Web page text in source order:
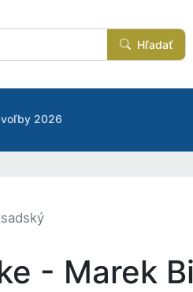
Hľadať
voľby 2026
- Marek